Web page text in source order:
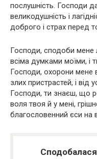
послушність. Господи
великодушність і
доброго і страх перед
Господи, сподоби мене
всіма думками моїми, і
Господи, охорони мене
злих пристрастей, і від
Господи, ти знаєш, що
воля твоя й у мені,
благословенний єси на